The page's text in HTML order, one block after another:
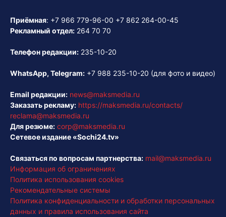
Приёмная: +7 966 779-96-00 +7 862 264-00-45
Рекламный отдел: 264 70 70
Телефон редакции: 235-10-20
WhatsApp, Telegram: +7 988 235-10-20 (для фото и видео)
Email редакции: news@maksmedia.ru
Заказать рекламу: https://maksmedia.ru/contacts/
reclama@maksmedia.ru
Для резюме: corp@maksmedia.ru
Сетевое издание «Sochi24.tv»
Связаться по вопросам партнерства: mail@maksmedia.ru
Информация об ограничениях
Политика использования cookies
Рекомендательные системы
Политика конфиденциальности и обработки персональных
данных и правила использования сайта